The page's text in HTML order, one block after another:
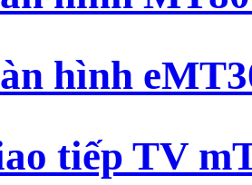
hình
tiếp TV